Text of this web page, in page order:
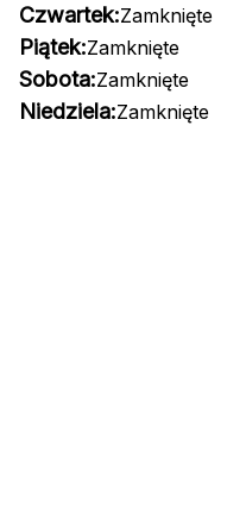
Czwartek:Zamknięte
Piątek:Zamknięte
Sobota:Zamknięte
Niedziela:Zamknięte